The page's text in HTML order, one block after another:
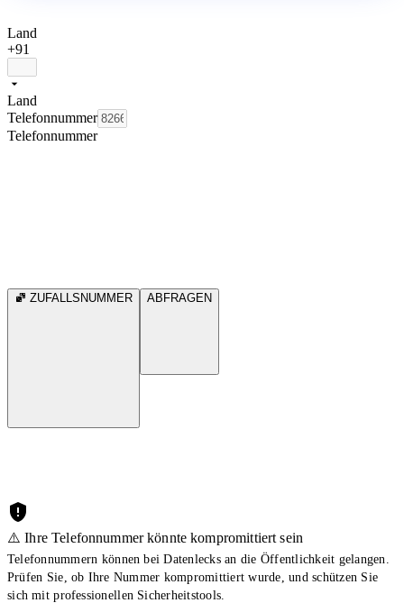
Land
+91
Land
Telefonnummer
Telefonnummer
ZUFALLSNUMMER ABFRAGEN
⚠️ Ihre Telefonnummer könnte kompromittiert sein
Telefonnummern können bei Datenlecks an die Öffentlichkeit gelangen.
Prüfen Sie, ob Ihre Nummer kompromittiert wurde, und schützen Sie
sich mit professionellen Sicherheitstools.